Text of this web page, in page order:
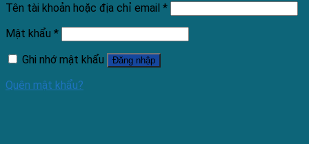
Tên tài khoản hoặc địa chỉ email *
Mật khẩu *
Ghi nhớ mật khẩu
Đăng nhập
Quên mật khẩu?